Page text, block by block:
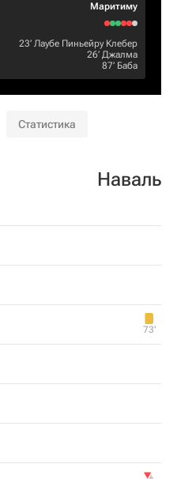
Маритиму
23‎’‎ Лаубе Пиньейру Клебер
26‎’‎ Джалма
87‎’‎ Баба
Статистика
Наваль
73‎’‎